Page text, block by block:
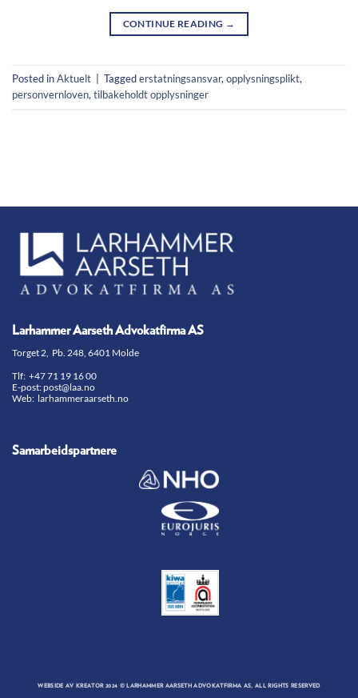
CONTINUE READING →
Posted inAktuelt Taggederstatningsansvar, opplysningsplikt,
personvernloven, tilbakeholdt opplysninger
Larhammer Aarseth Advokatfirma AS
Torget 2, Pb. 248, 6401 Molde
Tlf: +47 71 19 16 00
E-post:post@laa.no
Web: larhammeraarseth.no
Samarbeidspartnere
WEBSIDE AV KREATOR2024 © LARHAMMER AARSETH ADVOKATFIRMA AS, ALL RIGHTS RESERVED